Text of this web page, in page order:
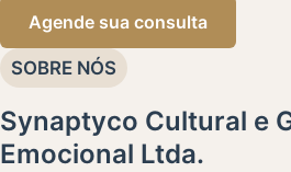
Agende sua consulta
SOBRE NÓS
Synaptyco Cultural e
Emocional Ltda.